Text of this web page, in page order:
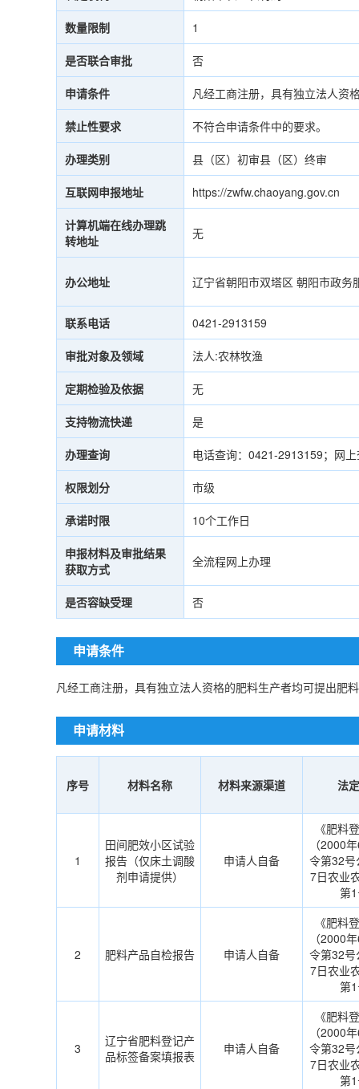
数量限制 1
是否联合审批 否
申请条件 凡经工商注册，具有独立法人资
禁止性要求 不符合申请条件中的要求。
办理类别 县（区）初审县（区）终审
互联网申报地址 https://zwfw.chaoyang.gov.cn
计算机端在线办理跳
转地址
无
办公地址 辽宁省朝阳市双塔区 朝阳市政务
联系电话 0421-2913159
审批对象及领域 法人:农林牧渔
定期检验及依据 无
支持物流快递 是
办理查询 电话查询：0421-2913159；网
权限划分 市级
承诺时限 10个工作日
申报材料及审批结果
获取方式
全流程网上办理
是否容缺受理 否
申请条件
凡经工商注册，具有独立法人资格的肥料生产者均可提出肥
申请材料
序号 材料名称 材料来源渠道 法
1
田间肥效小区试验
报告（仅床土调酸
剂申请提供）
申请人自备
《肥料
（2000
令第32
7日农业
第
2 肥料产品自检报告 申请人自备
《肥料
（2000
令第32
7日农业
第
3
辽宁省肥料登记产
品标签备案填报表
申请人自备
《肥料
（2000
令第32
7日农业
第